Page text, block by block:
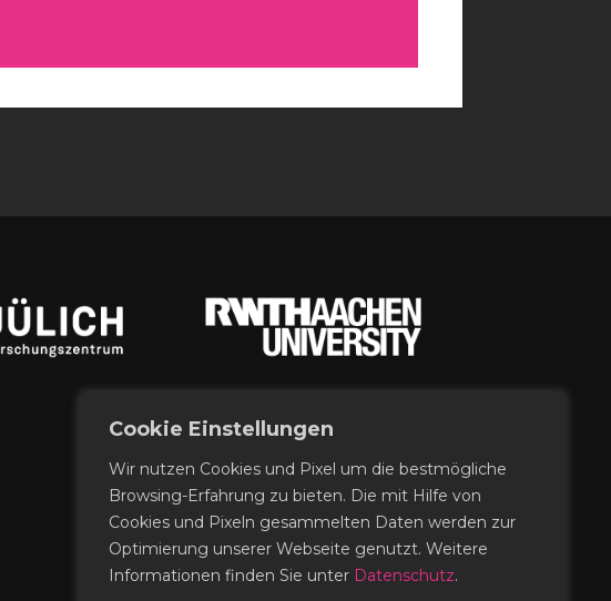
Cookie Einstellungen
Wir nutzen Cookies und Pixel um die bestmögliche
Browsing-Erfahrung zu bieten. Die mit Hilfe von
Cookies und Pixeln gesammelten Daten werden zur
Optimierung unserer Webseite genutzt. Weitere
Informationen finden Sie unter Datenschutz.